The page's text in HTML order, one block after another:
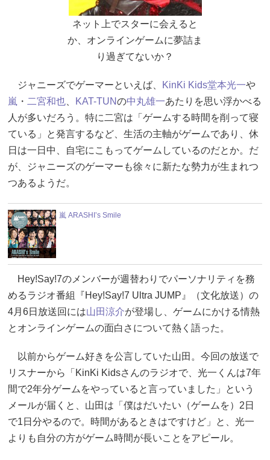
ネット上でスターに会えると
か、オンラインゲームに夢詰ま
り過ぎてないか？
ジャニーズでゲーマーといえば、 KinKi Kids堂本光一や
嵐 ・ 二宮和也 KAT-TUNの中丸雄一あたりを思い浮かべる
人が多いだろう。特に二宮は「ゲームする時間を削って寝
ている」と発言するなど、生活の主軸がゲームであり、休
日は一日中、自宅にこもってゲームしているのだとか。だ
が、ジャニーズのゲーマーも徐々に新たな勢力が生まれつ
つあるようだ。
嵐 ARASHI’s Smile
Hey!Say!7のメンバーが週替わりでパーソナリティを務
めるラジオ番組『Hey!Say!7 Ultra JUMP』（文化放送）の
4月6日放送回には山田涼介が登場し、ゲームにかける情熱
とオンラインゲームの面白さについて熱く語った。
以前からゲーム好きを公言していた山田。今回の放送で
リスナーから「KinKi Kidsさんのラジオで、光一くんは7年
間で2年分ゲームをやっていると言っていました」という
メールが届くと、山田は「僕はだいたい（ゲームを）2日
で1日分やるので。時間があるときはですけど」と、光一
よりも自分の方がゲーム時間が長いことをアピール。